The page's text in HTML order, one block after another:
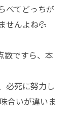
べてどっちが
せんよね💦
数ですら、本
必死に努力し
合いが違いま